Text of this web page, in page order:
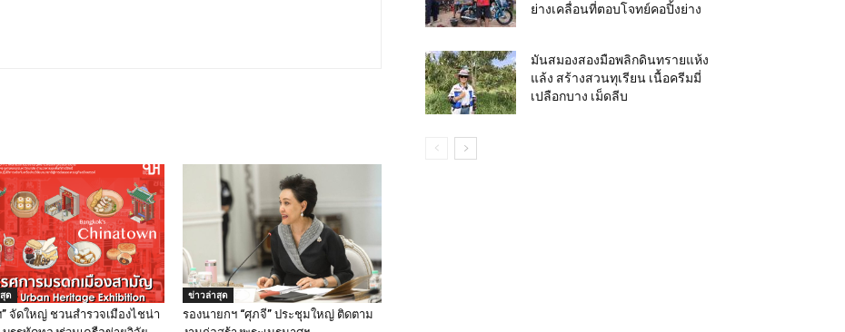
ด
” จัดใหญ่ ชวนสำรวจเมืองไชน่า
ข่าวล่าสุด
รองนายกฯ “ศุภจี” ประชุมใหญ่ ติดตาม
ย่างเคลื่อนที่ตอบโจทย์คอปิ้งย่าง
มันสมองสองมือพลิกดินทรายแห้ง
แล้ง สร้างสวนทุเรียน เนื้อครีมมี่
เปลือกบาง เม็ดลีบ